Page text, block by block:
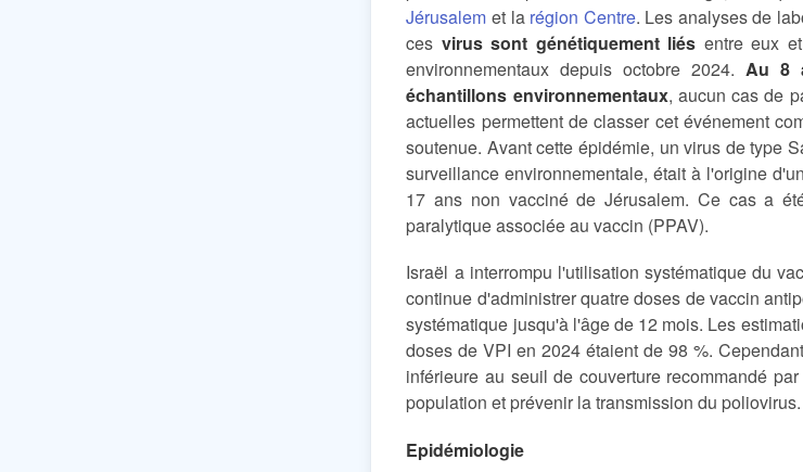
Jérusalem et la région Centre. Les analyses de
ces virus sont génétiquement liés entre eux
environnementaux depuis octobre 2024.Au 8
échantillons environnementaux, aucun cas de
actuelles permettent de classer cet événement
soutenue. Avant cette épidémie, un virus de type
surveillance environnementale, était à l'origine
17 ans non vacciné de Jérusalem. Ce cas a
paralytique associée au vaccin (PPAV).
Israël a interrompu l'utilisation systématique du
continue d'administrer quatre doses de vaccin
systématique jusqu'à l'âge de 12 mois. Les
doses de VPI en 2024 étaient de 98 %.
inférieure au seuil de couverture recommandé
population et prévenir la transmission du poliovirus.
Epidémiologie